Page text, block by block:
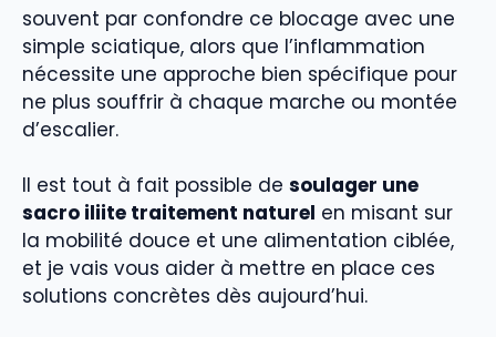
souvent par confondre ce blocage avec une
simple sciatique, alors que l’inflammation
nécessite une approche bien spécifique pour
ne plus souffrir à chaque marche ou montée
d’escalier.
Il est tout à fait possible de soulager une
sacro iliite traitement naturel en misant sur
la mobilité douce et une alimentation ciblée,
et je vais vous aider à mettre en place ces
solutions concrètes dès aujourd’hui.